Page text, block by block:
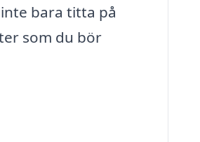
bara titta på
som du bör